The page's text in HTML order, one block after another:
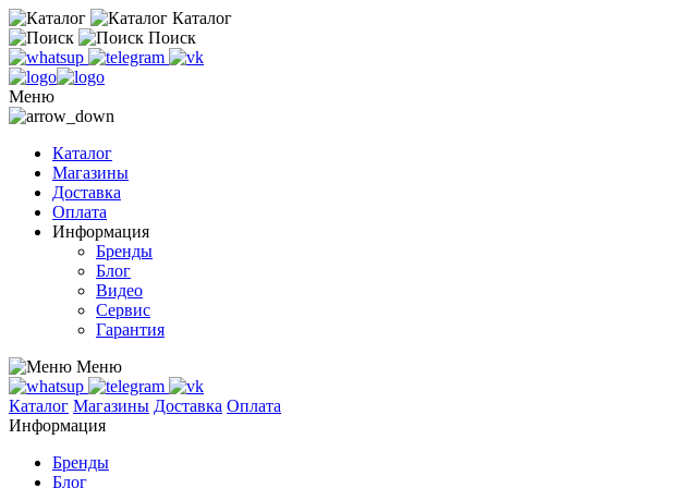
Каталог
Поиск
Меню
Каталог
Магазины
Доставка
Оплата
Информация
Бренды
Блог
Видео
Сервис
Гарантия
Меню
Каталог Магазины Доставка Оплата
Информация
Бренды
Блог